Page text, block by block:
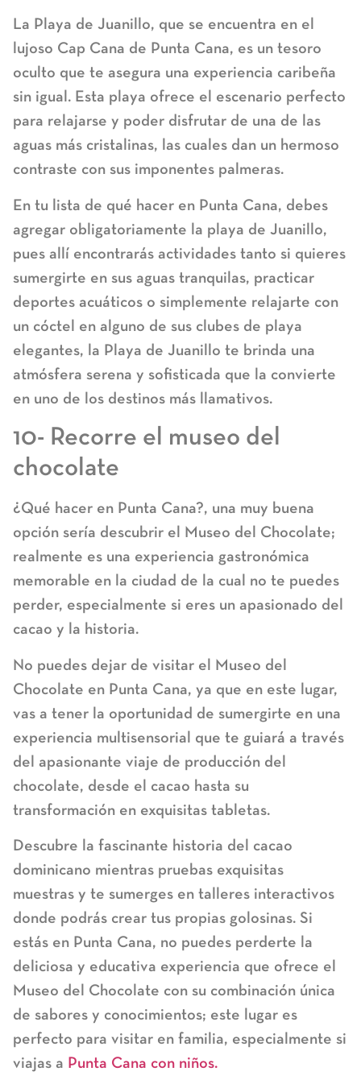
La Playa de Juanillo, que se encuentra en el
lujoso Cap Cana de Punta Cana, es un tesoro
oculto que te asegura una experiencia caribeña
sin igual. Esta playa ofrece el escenario perfecto
para relajarse y poder disfrutar de una de las
aguas más cristalinas, las cuales dan un hermoso
contraste con sus imponentes palmeras.
En tu lista de qué hacer en Punta Cana, debes
agregar obligatoriamente la playa de Juanillo,
pues allí encontrarás actividades tanto si quieres
sumergirte en sus aguas tranquilas, practicar
deportes acuáticos o simplemente relajarte con
un cóctel en alguno de sus clubes de playa
elegantes, la Playa de Juanillo te brinda una
atmósfera serena y sofisticada que la convierte
en uno de los destinos más llamativos.
10- Recorre el museo del
chocolate
¿Qué hacer en Punta Cana?, una muy buena
opción sería descubrir el Museo del Chocolate;
realmente es una experiencia gastronómica
memorable en la ciudad de la cual no te puedes
perder, especialmente si eres un apasionado del
cacao y la historia.
No puedes dejar de visitar el Museo del
Chocolate en Punta Cana, ya que en este lugar,
vas a tener la oportunidad de sumergirte en una
experiencia multisensorial que te guiará a través
del apasionante viaje de producción del
chocolate, desde el cacao hasta su
transformación en exquisitas tabletas.
Descubre la fascinante historia del cacao
dominicano mientras pruebas exquisitas
muestras y te sumerges en talleres interactivos
donde podrás crear tus propias golosinas. Si
estás en Punta Cana, no puedes perderte la
deliciosa y educativa experiencia que ofrece el
Museo del Chocolate con su combinación única
de sabores y conocimientos; este lugar es
perfecto para visitar en familia, especialmente si
viajas a Punta Cana con niños.